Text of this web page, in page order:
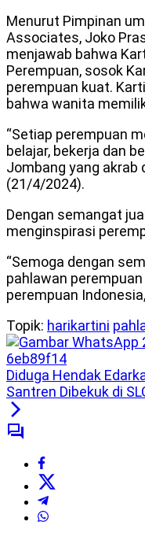
Menurut Pimpinan
Associates, Joko
menjawab bahwa
Perempuan, sosok
perempuan kuat.
bahwa wanita
“Setiap perempuan
belajar, bekerja dan
Jombang yang akrab
(21/4/2024).
Dengan semangat
menginspirasi
“Semoga dengan
pahlawan
perempuan
Topik: harikartini
Diduga Hendak
Santren Dibekuk di